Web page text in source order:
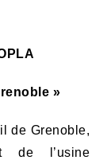
»
de Grenoble,
de l’usine